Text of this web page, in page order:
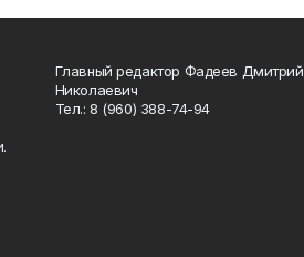
Главный редактор Фадеев Дмитрий
Николаевич
Тел.: 8 (960) 388-74-94